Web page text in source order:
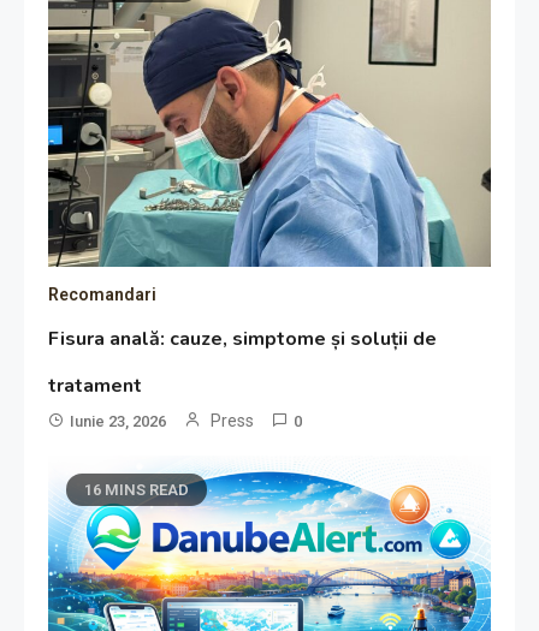
Recomandari
Fisura anală: cauze, simptome și soluții de
tratament
Iunie 23, 2026 Press 0
16 MINS READ